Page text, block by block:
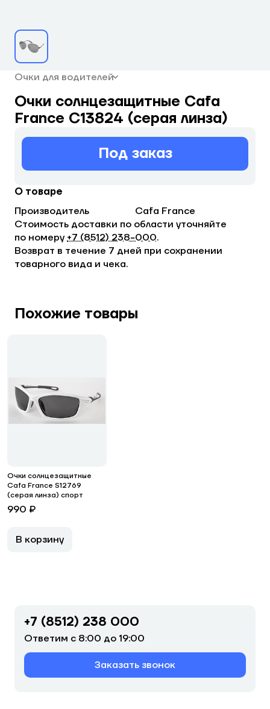
Очки для водителей
Очки солнцезащитные Cafa
France C13824 (серая линза)
Под заказ
О товаре
Производитель
Cafa France
Стоимость доставки по области уточняйте
по номеру +7 (8512) 238−000.
Возврат в течение 7 дней при сохранении
товарного вида и чека.
Похожие товары
Очки солнцезащитные
Cafa France S12769
(серая линза) спорт
990 ₽
В корзину
+7 (8512) 238 000
Ответим с 8:00 до 19:00
Заказать звонок